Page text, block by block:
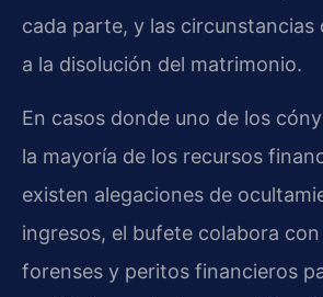
cada parte, y las circunstancias
a la disolución del matrimonio.
En casos donde uno de los
la mayoría de los recursos
existen alegaciones de
ingresos, el bufete colabora
forenses y peritos financieros